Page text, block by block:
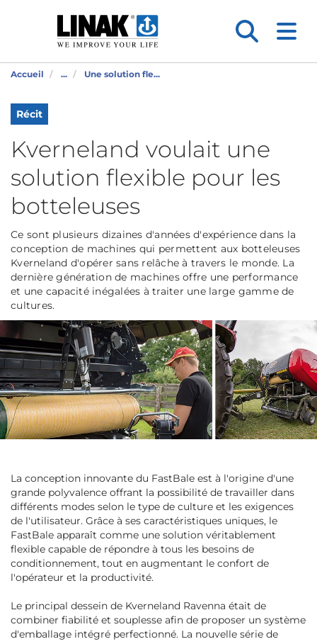
Accueil ... Une solution fle...
Récit
Kverneland voulait une
solution flexible pour les
botteleuses
Ce sont plusieurs dizaines d'années d'expérience dans la
conception de machines qui permettent aux botteleuses
Kverneland d'opérer sans relâche à travers le monde. La
dernière génération de machines offre une performance
et une capacité inégalées à traiter une large gamme de
cultures.
La conception innovante du FastBale est à l'origine d'une
grande polyvalence offrant la possibilité de travailler dans
différents modes selon le type de culture et les exigences
de l'utilisateur. Grâce à ses caractéristiques uniques, le
FastBale apparaît comme une solution véritablement
flexible capable de répondre à tous les besoins de
conditionnement, tout en augmentant le confort de
l'opérateur et la productivité.
Le principal dessein de Kverneland Ravenna était de
combiner fiabilité et souplesse afin de proposer un système
d'emballage intégré perfectionné. La nouvelle série de